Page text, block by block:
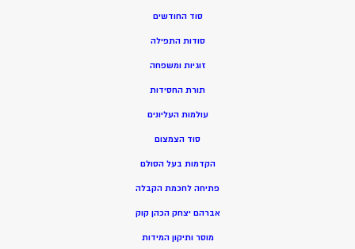
סוד החודשים
סודות התפילה
זוגיות ומשפחה
תורת החסידות
עולמות העליונים
סוד הצמצום
הקדמות בעל הסולם
פתיחה לחכמת הקבלה
אברהם יצחק הכהן קוק
מוסר ותיקון המידות